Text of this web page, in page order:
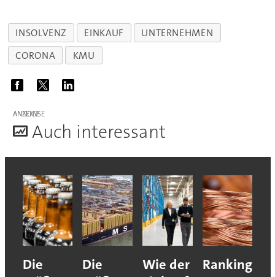
INSOLVENZ EINKAUF
UNTERNEHMEN
CORONA
KMU
ANZEIGE
Auch interessant
Die
Die
Wie der
Ranking